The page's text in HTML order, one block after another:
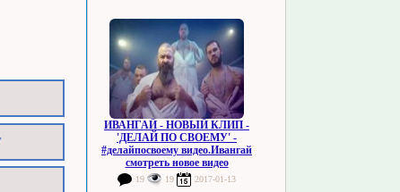
ИВАНГАЙ - НОВЫЙ КЛИП -
'ДЕЛАЙ ПО СВОЕМУ' -
#делайпосвоему видео.Ивангай
смотреть новое видео
19 19 2017-01-13